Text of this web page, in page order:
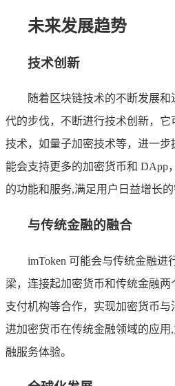
未来发展趋势
技术创新
随着区块链技术的不断发展和
代的步伐，不断进行技术创新，
技术，如量子加密技术等，进一
能会支持更多的加密货币和 DApp
的功能和服务,满足用户日益增长的
与传统金融的融合
imToken 可能会与传统金融进
梁，连接起加密货币和传统金融两
支付机构等合作，实现加密货币与
进加密货币在传统金融领域的应
融服务体验。